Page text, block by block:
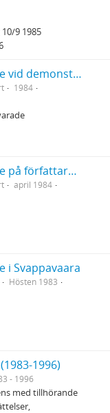
9 1985
Manuskript till anförande vid demonstration mot Bilderberggruppen som höll möte på Grand hotel Saltsjöbaden 12/5 1984
1984
Manuskript till anförande på författarmöte i Helsingfors
april 1984
i Svappavaara
Hösten 1983
1996)
- 1996
med tillhörande